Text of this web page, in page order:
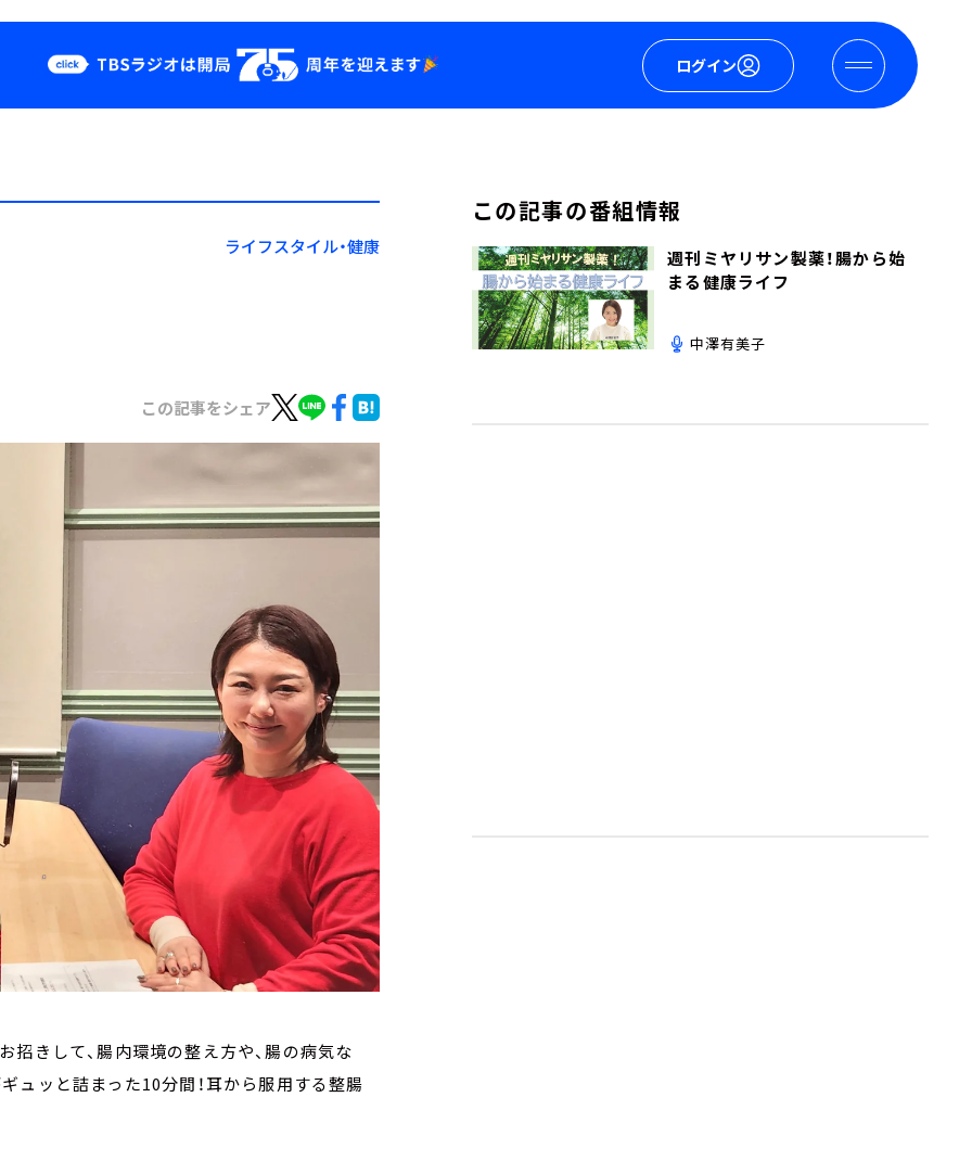
ログイン
YouTube
会社情報
ライフスタイル・健康
この記事をシェア
招きして、腸内環境の整え方や、腸の病気な
ュッと詰まった10分間！耳から服用する整腸
この記事の番組情報
週刊ミヤリサン製薬！腸から始
まる健康ライフ
中澤有美子